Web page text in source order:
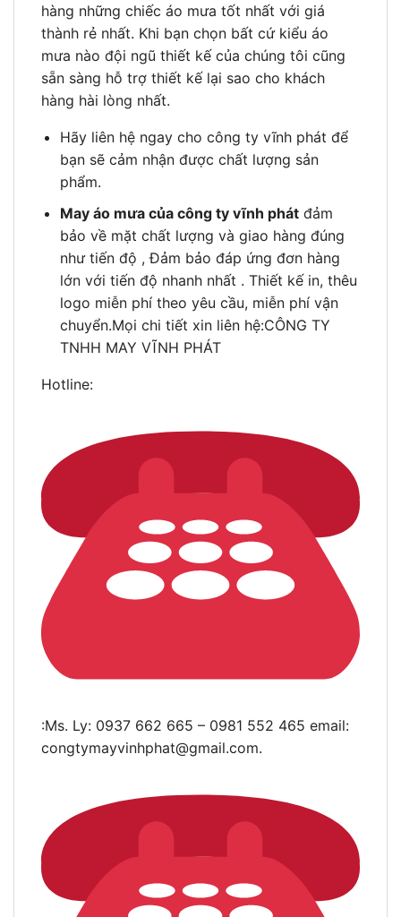
hàng những chiếc áo mưa tốt nhất với giá
thành rẻ nhất. Khi bạn chọn bất cứ kiểu áo
mưa nào đội ngũ thiết kế của chúng tôi cũng
sẵn sàng hỗ trợ thiết kế lại sao cho khách
hàng hài lòng nhất.
Hãy liên hệ ngay cho công ty vĩnh phát để
bạn sẽ cảm nhận được chất lượng sản
phẩm.
May áo mưa của công ty vĩnh phátđảm
bảo về mặt chất lượng và giao hàng đúng
như tiến độ , Đảm bảo đáp ứng đơn hàng
lớn với tiến độ nhanh nhất . Thiết kế in, thêu
logo miễn phí theo yêu cầu, miễn phí vận
chuyển.Mọi chi tiết xin liên hệ:CÔNG TY
TNHH MAY VĨNH PHÁT
Hotline:
:Ms. Ly: 0937 662 665 – 0981 552 465 email:
congtymayvinhphat@gmail.com.